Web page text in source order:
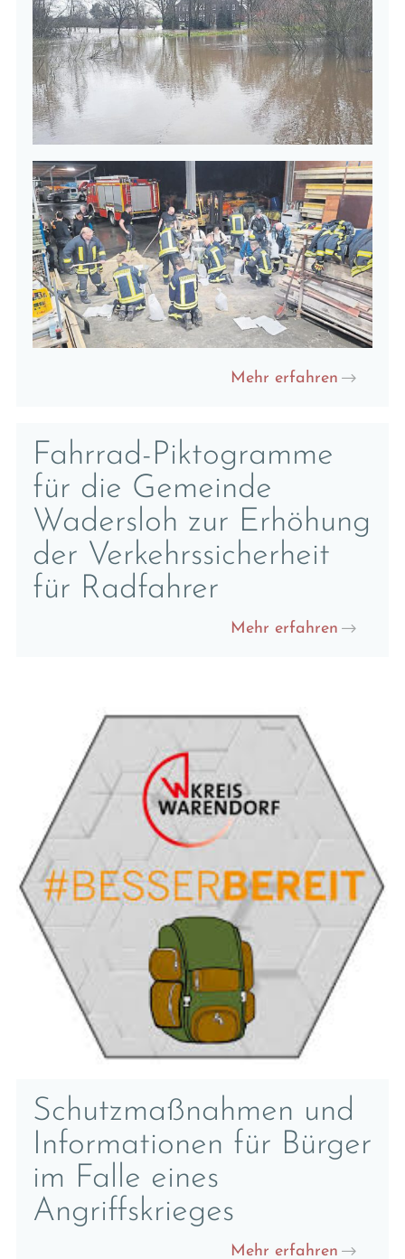
Mehr erfahren
Fahrrad-Piktogramme
für die Gemeinde
Wadersloh zur Erhöhung
der Verkehrssicherheit
für Radfahrer
Mehr erfahren
Schutzmaßnahmen und
Informationen für Bürger
im Falle eines
Angriffskrieges
Mehr erfahren